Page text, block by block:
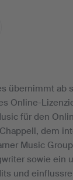
übernimmt ab
Online-
für den
dem
Music
sowie ein
und